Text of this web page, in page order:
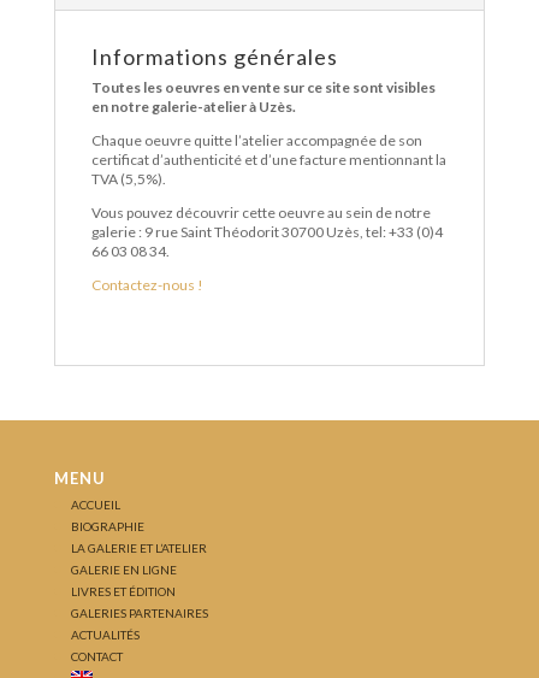
Informations générales
Toutes les oeuvres en vente sur ce site sont visibles
en notre galerie-atelier à Uzès.
Chaque oeuvre quitte l’atelier accompagnée de son
certificat d’authenticité et d’une facture mentionnant la
TVA (5,5%).
Vous pouvez découvrir cette oeuvre au sein de notre
galerie : 9 rue Saint Théodorit 30700 Uzès, tel: +33 (0)4
66 03 08 34.
Contactez-nous !
MENU
ACCUEIL
BIOGRAPHIE
LA GALERIE ET L’ATELIER
GALERIE EN LIGNE
LIVRES ET ÉDITION
GALERIES PARTENAIRES
ACTUALITÉS
CONTACT